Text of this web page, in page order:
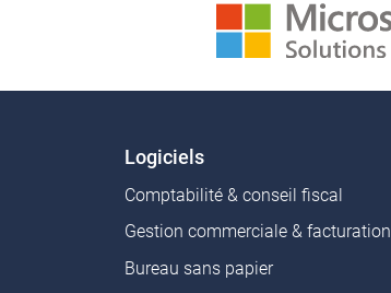
Logiciels
Comptabilité & conseil fiscal
Gestion commerciale & facturation
Bureau sans papier